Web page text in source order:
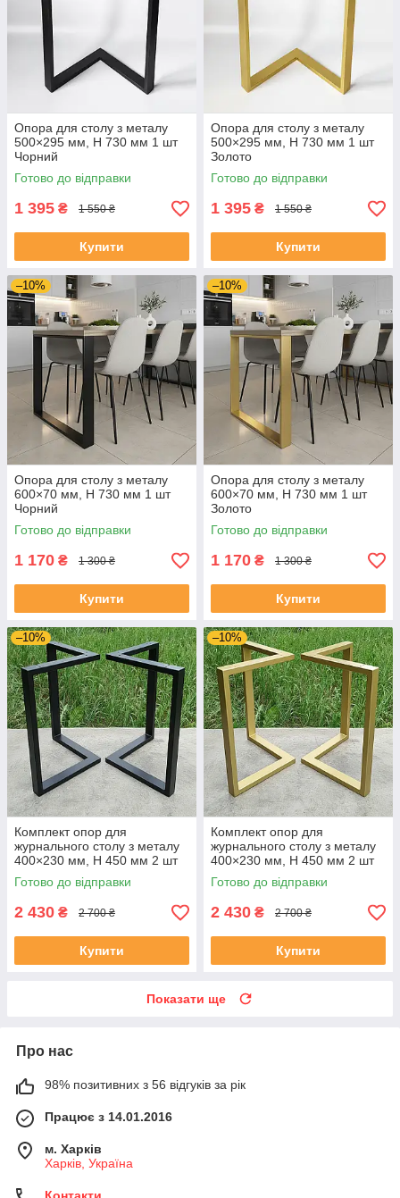
Опора для столу з металу
500×295 мм, H 730 мм 1 шт
Чорний
Готово до відправки
1 395 ₴ 1 550 ₴
Купити
Опора для столу з металу
500×295 мм, H 730 мм 1 шт
Золото
Готово до відправки
1 395 ₴ 1 550 ₴
Купити
–10%
Опора для столу з металу
600×70 мм, H 730 мм 1 шт
Чорний
Готово до відправки
1 170 ₴ 1 300 ₴
Купити
–10%
Опора для столу з металу
600×70 мм, H 730 мм 1 шт
Золото
Готово до відправки
1 170 ₴ 1 300 ₴
Купити
–10%
Комплект опор для
журнального столу з металу
400×230 мм, H 450 мм 2 шт
Чорний
Готово до відправки
2 430 ₴ 2 700 ₴
Купити
–10%
Комплект опор для
журнального столу з металу
400×230 мм, H 450 мм 2 шт
Золото
Готово до відправки
2 430 ₴ 2 700 ₴
Купити
Показати ще
Про нас
98% позитивних з 56 відгуків за рік
Працює з 14.01.2016
м. Харків
Харків, Україна